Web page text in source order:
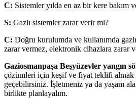
C: Sistemler yılda en az bir kere bakım
S: Gazlı sistemler zarar verir mi?
C: Doğru kurulumda ve kullanımda
zarar vermez, elektronik cihazlara zarar
Gaziosmanpaşa Beşyüzevler yangın
çözümleri için keşif ve fiyat teklifi almak
geçebilirsiniz. İşletmeniz ya da yaşam
birlikte planlayalım.